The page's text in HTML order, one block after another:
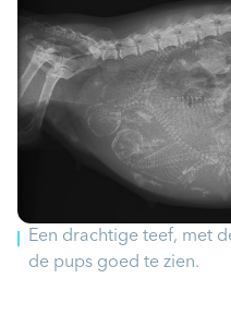
Een drachtige teef, met
de pups goed te zien.